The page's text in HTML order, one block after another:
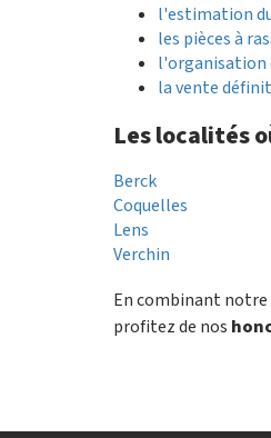
l'estimation
les pièces à
l'organisation
la vente
Les localités
Berck
Coquelles
Lens
Verchin
En combinant
profitez de nos